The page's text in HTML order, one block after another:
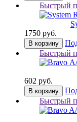
Быстрый
1750 руб.
В корзину
Быстрый
602 руб.
В корзину
Быстрый